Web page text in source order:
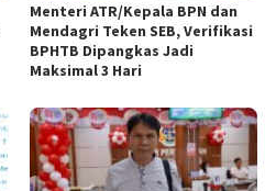
Menteri ATR/Kepala BPN dan
Mendagri Teken SEB, Verifikasi
BPHTB Dipangkas Jadi
Maksimal 3 Hari